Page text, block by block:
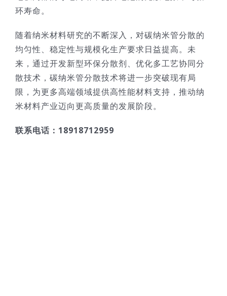
环寿命。​
随着纳米材料研究的不断深入，对碳纳米管分散的
均匀性、稳定性与规模化生产要求日益提高。未
来，通过开发新型环保分散剂、优化多工艺协同分
散技术，碳纳米管分散技术将进一步突破现有局
限，为更多高端领域提供高性能材料支持，推动纳
米材料产业迈向更高质量的发展阶段。
联系电话：18918712959